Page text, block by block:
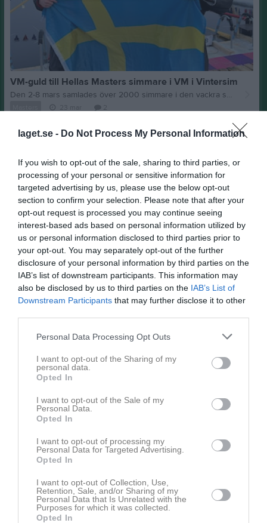
laget.se - Do Not Process My Personal Information
If you wish to opt-out of the sale, sharing to third parties, or
processing of your personal or sensitive information for
targeted advertising by us, please use the below opt-out
section to confirm your selection. Please note that after your
opt-out request is processed you may continue seeing
interest-based ads based on personal information utilized by
us or personal information disclosed to third parties prior to
your opt-out. You may separately opt-out of the further
disclosure of your personal information by third parties on the
IAB’s list of downstream participants. This information may
also be disclosed by us to third parties on the IAB’s List of
Downstream Participants that may further disclose it to other
Personal Data Processing Opt Outs
I want to opt-out of the Sharing of my
personal data.
Opted In
I want to opt-out of the Sale of my
Personal Data.
Opted In
I want to opt-out of processing my
Personal Data for Targeted Advertising.
Opted In
I want to opt-out of Collection, Use,
Retention, Sale, and/or Sharing of my
Personal Data that Is Unrelated with the
Purposes for which it was collected.
Opted In
VM-guld till Hellas Masters simmare i VM i Vintersim
Den 2-8 mars samlades över 2000 simmare i den vackra staden Oulu i Finland. Deltagarna kom från 40 olika länder och spred en fantastisk värme över den kalla staden. Det var från -2 grader -0.5 grader c i vattnet. Det var 12 simmare från Sverige. En av dessa var från Hellas Masters. Det var Karl-Henrik Engardts 4:e VM. Denna gång var det 200 m, 50 m och 25 m bröstsim som stod på startkortet. Det blev en kanonstart på 200m. Det var sol och härligt och ett bra drag i simningen. Med en vinstmarginal på över 10 s vann Kalle i klassen 55-59 på tiden 3:33:21. Det blev även två brons. Men framför allt som alltid när det är kallt och jäkligt i vattnet så är värmen i bastun och mellan simmarna desto varmare. Skickar med en bild från en del härliga svenska deltagare. Kalle är i den långa simmaren i mitten. Vill du vara med så hör av dig. Vi simmar vidare, Skellefteå nästa år och 2028 ska vi till VM i Argentina.
Visa fler nyheter
Vattenpolo för nybörjare - barn/ungdom
Senast uppladdade video
Ingen video uppladdad
Logga in och ladda upp ert första klipp